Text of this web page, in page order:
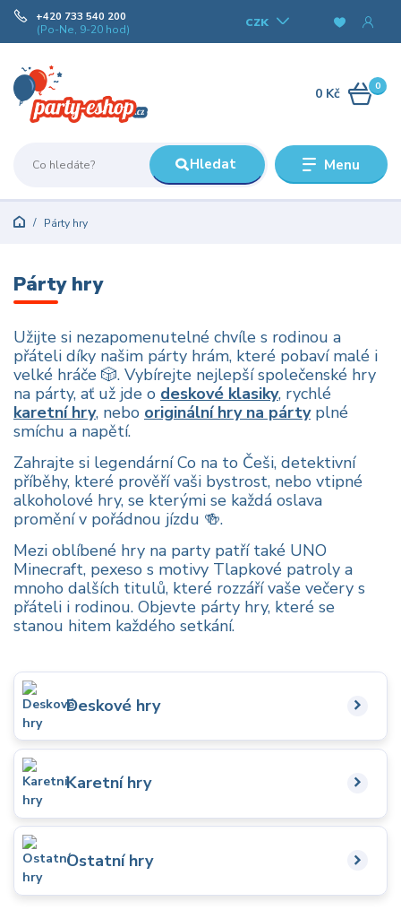
Menu
CZK
Hledat
+420 733 540 200
(Po-Ne, 9-20 hod)
0
0 Kč
Párty hry
Párty hry
Užijte si nezapomenutelné chvíle s rodinou a
přáteli díky našim párty hrám, které pobaví malé i
velké hráče 🎲. Vybírejte nejlepší společenské hry
na párty, ať už jde o deskové klasiky, rychlé
karetní hry, nebo originální hry na pártyplné
smíchu a napětí.
Zahrajte si legendární Co na to Češi, detektivní
příběhy, které prověří vaši bystrost, nebo vtipné
alkoholové hry, se kterými se každá oslava
promění v pořádnou jízdu 🍻.
Mezi oblíbené hry na party patří také UNO
Minecraft, pexeso s motivy Tlapkové patroly a
mnoho dalších titulů, které rozzáří vaše večery s
přáteli i rodinou. Objevte párty hry, které se
stanou hitem každého setkání.
Deskové hry
Karetní hry
Ostatní hry